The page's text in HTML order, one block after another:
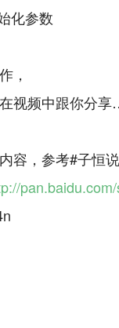
化参数
，
视频中跟你分
容，参考#子恒